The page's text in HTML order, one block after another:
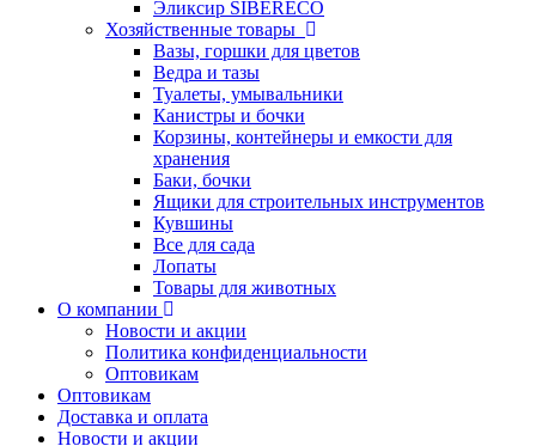
Эликсир SIBERECO
Хозяйственные товары
Вазы, горшки для цветов
Ведра и тазы
Туалеты, умывальники
Канистры и бочки
Корзины, контейнеры и емкости для
хранения
Баки, бочки
Ящики для строительных инструментов
Кувшины
Все для сада
Лопаты
Товары для животных
О компании
Новости и акции
Политика конфиденциальности
Оптовикам
Оптовикам
Доставка и оплата
Новости и акции